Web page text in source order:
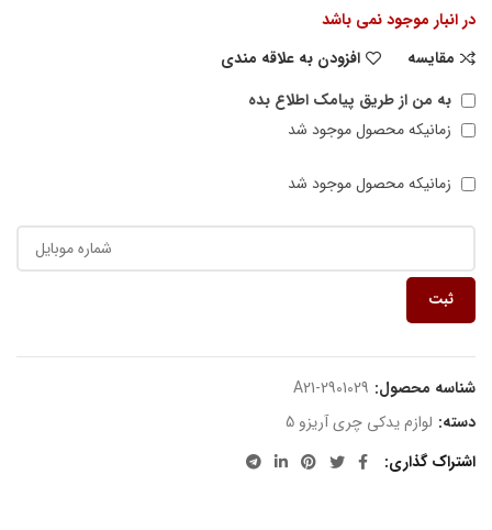
در انبار موجود نمی باشد
مقایسه
افزودن به علاقه مندی
به من از طریق پیامک اطلاع بده
زمانیکه محصول موجود شد
زمانیکه محصول موجود شد
ثبت
شناسه محصول: A21-2901029
دسته: لوازم یدکی چری آریزو 5
اشتراک گذاری